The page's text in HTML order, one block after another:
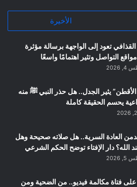
الأخيرة
تعود إلى الواجهة برسالة مؤثرة
التواصل وتثير اهتمامًا واسعًا
يثير الجدل.. هل حذر النبي ﷺ منه
يحسم الحقيقة كاملة
العادة السرية.. هل صلاته صحيحة وهل
الله؟ دار الإفتاء توضح الحكم الشرعي
فتاة مكالمة فيديو.. من الضحية ومن